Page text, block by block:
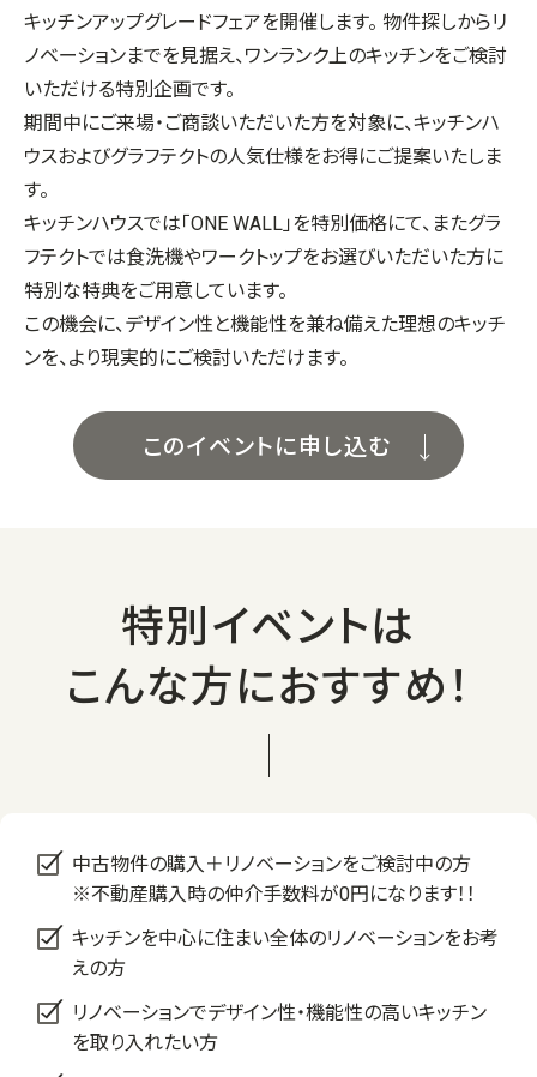
キッチンアップグレードフェアを開催します。 物件探しからリ
ノベーションまでを見据え、ワンランク上のキッチンをご検討
いただける特別企画です。
期間中にご来場・ご商談いただいた方を対象に、キッチンハ
ウスおよびグラフテクトの人気仕様をお得にご提案いたしま
す。
キッチンハウスでは「ONE WALL」を特別価格にて、またグラ
フテクトでは食洗機やワークトップをお選びいただいた方に
特別な特典をご用意しています。
この機会に、デザイン性と機能性を兼ね備えた理想のキッチ
ンを、より現実的にご検討いただけます。
このイベントに申し込む
特別イベントは
こんな方におすすめ！
中古物件の購入＋リノベーションをご検討中の方
※不動産購入時の仲介手数料が0円になります！！
キッチンを中心に住まい全体のリノベーションをお考
えの方
リノベーションでデザイン性・機能性の高いキッチン
を取り入れたい方